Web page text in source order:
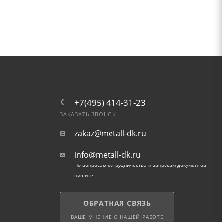
+7(495) 414-31-23
ЗАКАЗАТЬ ЗВОНОК
zakaz@metall-dk.ru
info@metall-dk.ru
По вопросам сотрудничества и запросам документов
пишите
ОБРАТНАЯ СВЯЗЬ
ВАШЕ МНЕНИЕ О НАШЕЙ РАБОТЕ